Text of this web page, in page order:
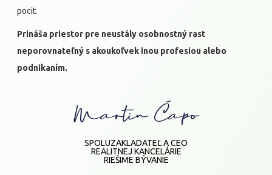
pocit.
Prináša priestor pre neustály osobnostný rast
neporovnateľný s akoukoľvek inou profesiou alebo
podnikaním.
Martin Čapo
SPOLUZAKLADATEĽ A CEO
REALITNEJ KANCELÁRIE
RIEŠIME BÝVANIE